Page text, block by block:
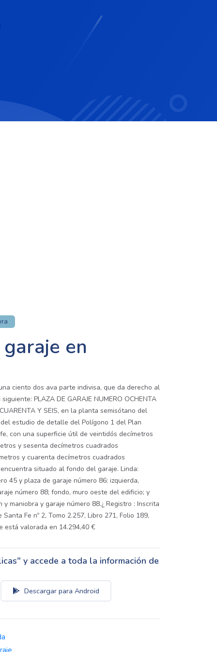
en
ciento dos ava parte indivisa, que da derecho al
PLAZA DE GARAJE NUMERO OCHENTA
Y SEIS, en la planta semisótano del
estudio de detalle del Polígono 1 del Plan
con una superficie útil de veintidós decímetros
y sesenta decímetros cuadrados
y cuarenta decímetros cuadrados
situado al fondo del garaje. Linda:
45 y plaza de garaje número 86: izquierda,
número 88; fondo, muro oeste del edificio; y
maniobra y garaje número 88.¿ Registro : Inscrita
Fe nº 2, Tomo 2.257, Libro 271, Folio 189,
está valorada en 14.294,40 €
y accede a toda la información de
Descargar para Android